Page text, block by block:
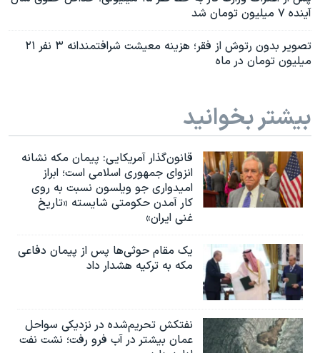
آینده ۷ میلیون تومان شد
تصویر بدون رتوش از فقر؛ هزینه معیشت شرافتمندانه ۳ نفر ۲۱
میلیون تومان در ماه
بیشتر بخوانید
قانون‌گذار آمریکایی: پیمان مکه نشانه
انزوای جمهوری اسلامی است؛ ابراز
امیدواری جو ویلسون نسبت به روی
کار آمدن حکومتی شایسته «تاریخ
غنی ایران»
یک مقام حوثی‌ها پس از پیمان دفاعی
مکه به ترکیه هشدار داد
نفتکش تحریم‌شده در نزدیکی سواحل
عمان بیشتر در آب فرو رفت؛ نشت نفت